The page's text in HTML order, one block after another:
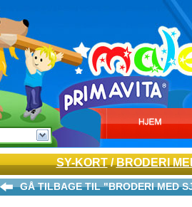
SY-KORT/BRODERI
GÅ TILBAGE TIL "BRODERI MED